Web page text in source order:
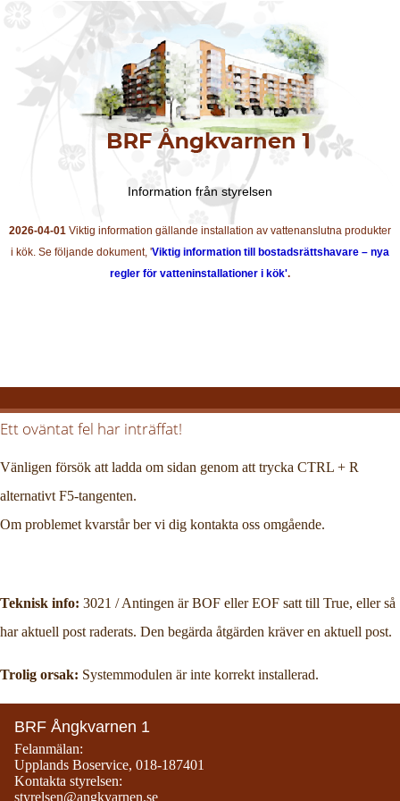
Information från styrelsen
2026-04-01 Viktig information gällande installation av vattenanslutna produkter
i kök. Se följande dokument, 'Viktig information till bostadsrättshavare – nya
regler för vatteninstallationer i kök'.
Ett oväntat fel har inträffat!
Vänligen försök att ladda om sidan genom att trycka CTRL + R
alternativt F5-tangenten.
Om problemet kvarstår ber vi dig kontakta oss omgående.
Teknisk info: 3021 / Antingen är BOF eller EOF satt till True, eller så
har aktuell post raderats. Den begärda åtgärden kräver en aktuell post.
Trolig orsak: Systemmodulen är inte korrekt installerad.
BRF Ångkvarnen 1
Felanmälan:
Upplands Boservice, 018-187401
Kontakta styrelsen:
styrelsen@angkvarnen.se